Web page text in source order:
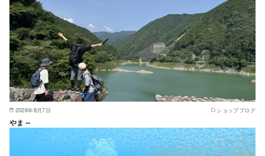
2026年8月7日 ショップブログ
やま～